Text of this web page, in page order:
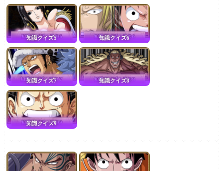
知識クイズ5 知識クイズ6
知識クイズ7 知識クイズ8
知識クイズ9